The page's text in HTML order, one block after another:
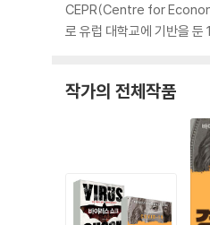
CEPR(Centre for
로 유럽 대학교에 기반을
작가의 전체작품